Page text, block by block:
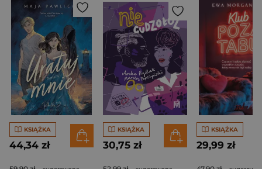
KSIĄŻKA
44,34 zł
KSIĄŻKA
30,75 zł
KSIĄŻKA
29,99 zł